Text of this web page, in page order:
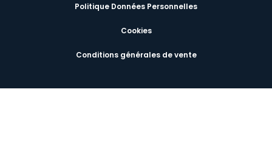
Politique Données Personnelles
Cookies
Conditions générales de vente